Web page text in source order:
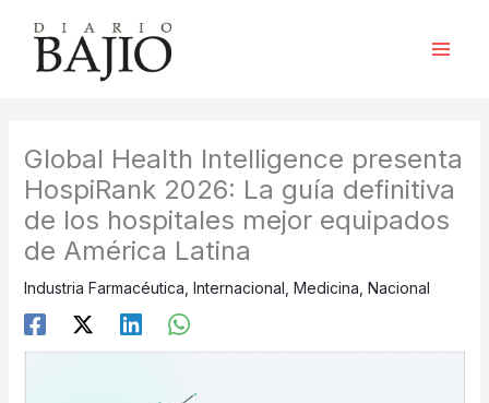
contenido
Global Health Intelligence presenta
HospiRank 2026: La guía definitiva
de los hospitales mejor equipados
de América Latina
Industria Farmacéutica Internacional Medicina Nacional